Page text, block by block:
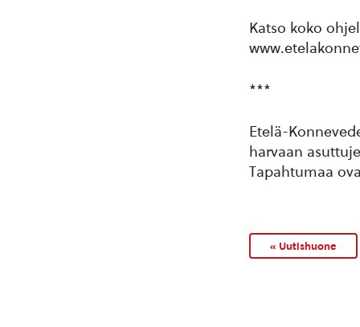
Katso koko
***
Etelä-
harvaan
Tapahtumaa
« Uutishuone